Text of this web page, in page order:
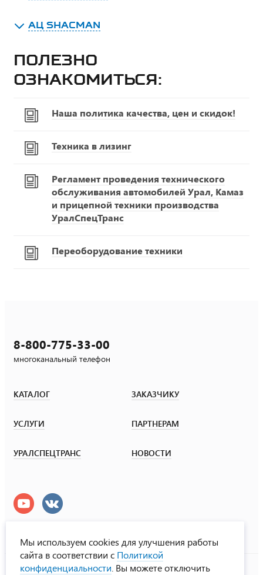
АЦ SHACMAN
Полезно
ознакомиться:
Наша политика качества, цен и скидок!
Техника в лизинг
Регламент проведения технического
обслуживания автомобилей Урал, Камаз
и прицепной техники производства
УралСпецТранс
Переоборудование техники
8-800-775-33-00
многоканальный телефон
КАТАЛОГ ЗАКАЗЧИКУ
УСЛУГИ ПАРТНЕРАМ
УРАЛСПЕЦТРАНС НОВОСТИ
УралСпецТранс
Мы используем cookies для улучшения работы
сайта в соответствии с Политикой
конфиденциальности . Вы можете отключить